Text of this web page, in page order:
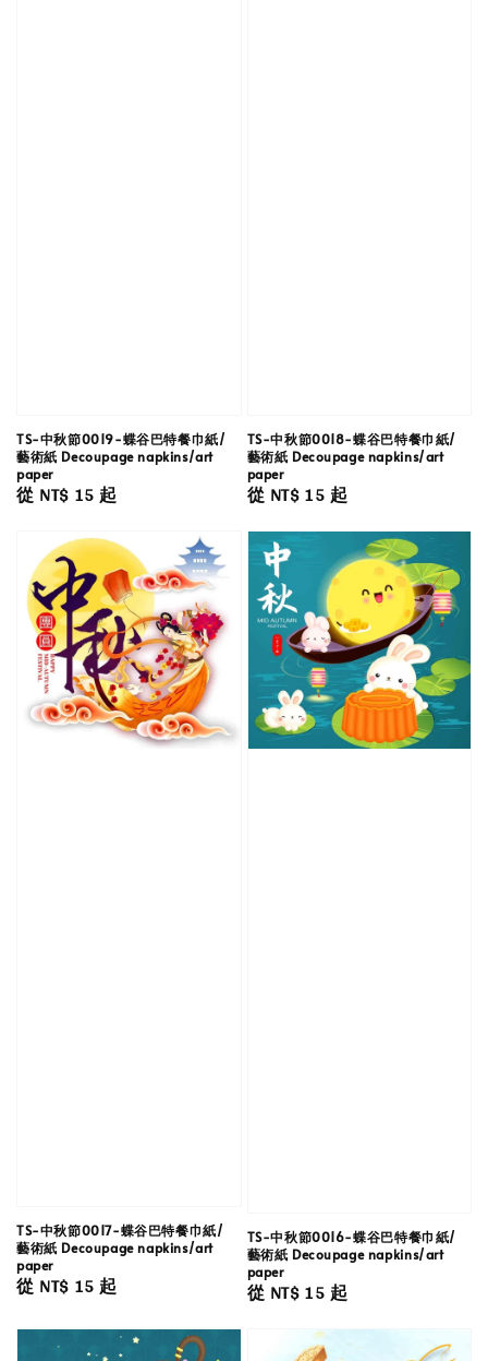
TS-中秋節0019-蝶谷巴特餐巾紙/
藝術紙 Decoupage napkins/art
paper
Regular
從 NT$ 15起
TS-中秋節0018-蝶谷巴特餐巾紙/
藝術紙 Decoupage napkins/art
paper
Regular
從 NT$ 15起
TS-中秋節0017-蝶谷巴特餐巾紙/
藝術紙 Decoupage napkins/art
paper
Regular
從 NT$ 15起
TS-中秋節0016-蝶谷巴特餐巾紙/
藝術紙 Decoupage napkins/art
paper
Regular
從 NT$ 15起